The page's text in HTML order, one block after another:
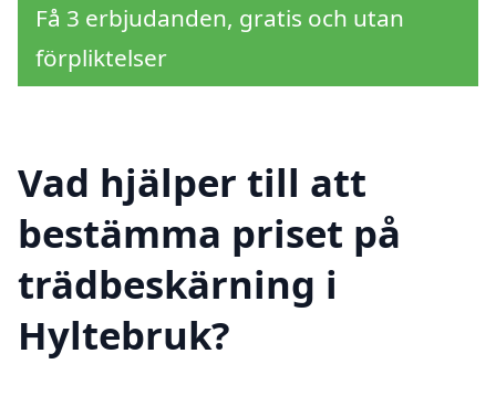
Få 3 erbjudanden, gratis och utan
förpliktelser
Vad hjälper till att
bestämma priset på
trädbeskärning i
Hyltebruk?